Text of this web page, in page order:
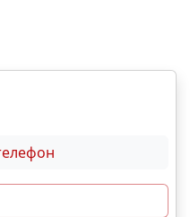
-
отдыха; -
- места для выгула
для безопасности.
сочетание цены
инфраструктура в
дворовое
рассрочек и